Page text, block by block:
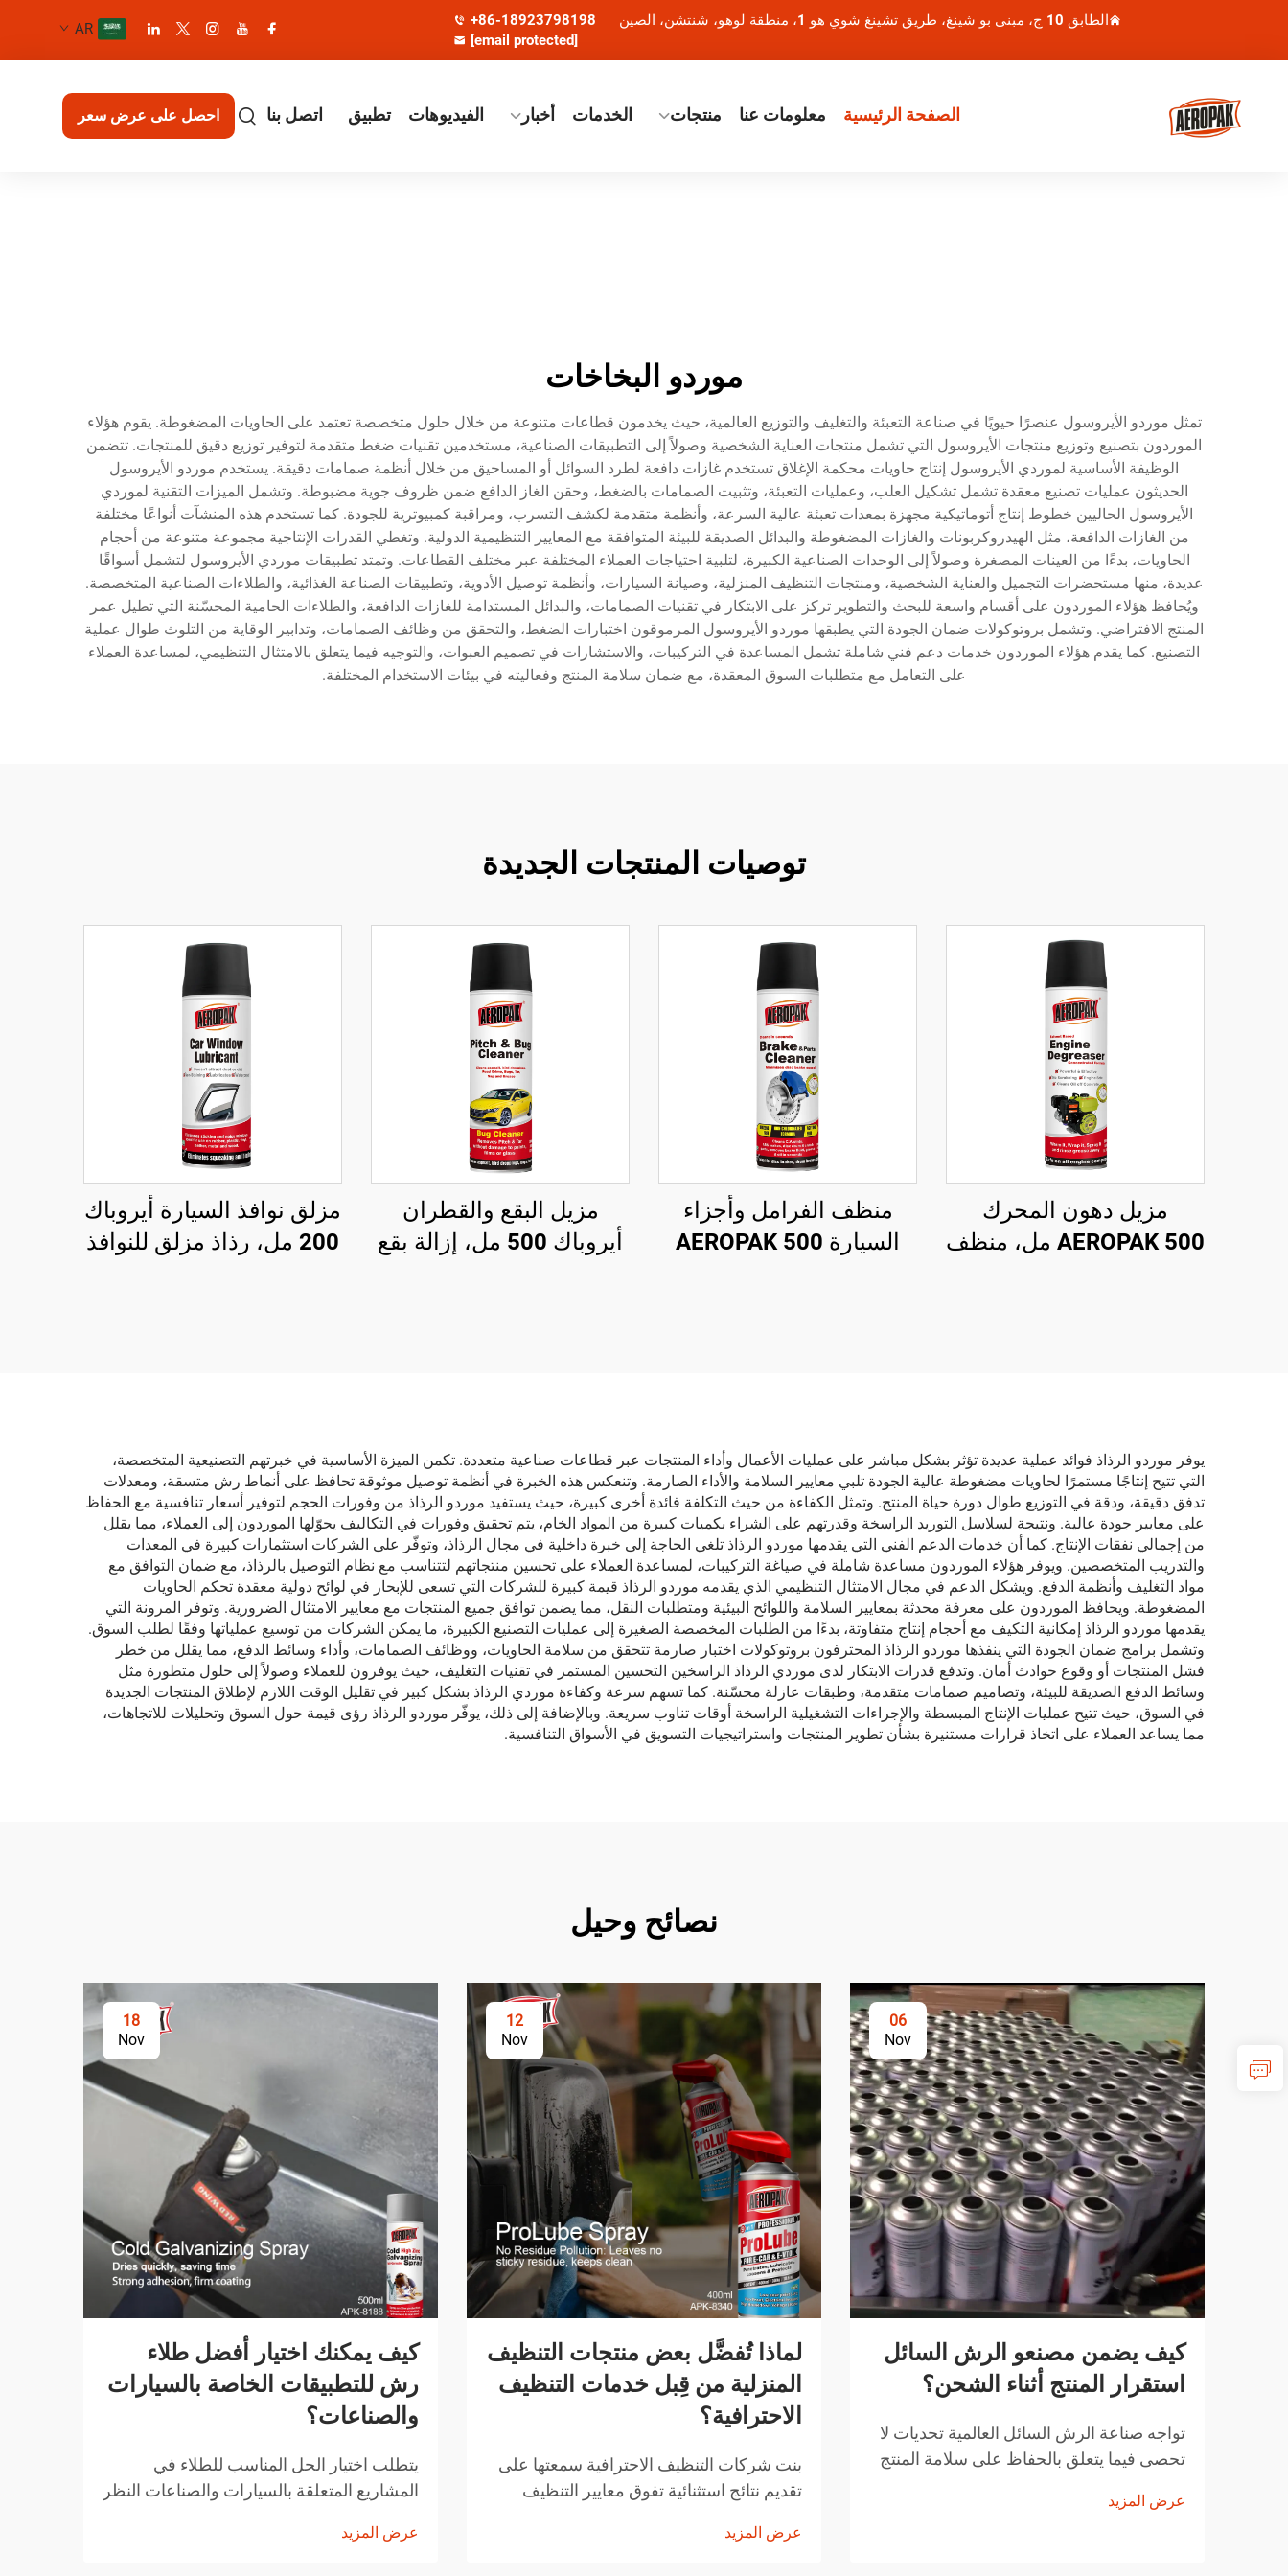
الطابق 10 ج، مبنى بو شينغ، طريق تشينغ شوي هو 1، منطقة لوهو، شنتشن، الصين
+86-18923798198
[email protected]
AR
الصفحة الرئيسية معلومات عنا منتجات الخدمات أخبار الفيديوهات تطبيق اتصل بنا احصل على عرض سعر
موردو البخاخات
تمثل موردو الأيروسول عنصرًا حيويًا في صناعة التعبئة والتغليف والتوزيع العالمية، حيث يخدمون قطاعات متنوعة من خلال حلول متخصصة تعتمد على الحاويات المضغوطة. يقوم هؤلاء
الموردون بتصنيع وتوزيع منتجات الأيروسول التي تشمل منتجات العناية الشخصية وصولاً إلى التطبيقات الصناعية، مستخدمين تقنيات ضغط متقدمة لتوفير توزيع دقيق للمنتجات. تتضمن
الوظيفة الأساسية لموردي الأيروسول إنتاج حاويات محكمة الإغلاق تستخدم غازات دافعة لطرد السوائل أو المساحيق من خلال أنظمة صمامات دقيقة. يستخدم موردو الأيروسول
الحديثون عمليات تصنيع معقدة تشمل تشكيل العلب، وعمليات التعبئة، وتثبيت الصمامات بالضغط، وحقن الغاز الدافع ضمن ظروف جوية مضبوطة. وتشمل الميزات التقنية لموردي
الأيروسول الحاليين خطوط إنتاج أتوماتيكية مجهزة بمعدات تعبئة عالية السرعة، وأنظمة متقدمة لكشف التسرب، ومراقبة كمبيوترية للجودة. كما تستخدم هذه المنشآت أنواعًا مختلفة
من الغازات الدافعة، مثل الهيدروكربونات والغازات المضغوطة والبدائل الصديقة للبيئة المتوافقة مع المعايير التنظيمية الدولية. وتغطي القدرات الإنتاجية مجموعة متنوعة من أحجام
الحاويات، بدءًا من العينات المصغرة وصولاً إلى الوحدات الصناعية الكبيرة، لتلبية احتياجات العملاء المختلفة عبر مختلف القطاعات. وتمتد تطبيقات موردي الأيروسول لتشمل أسواقًا
عديدة، منها مستحضرات التجميل والعناية الشخصية، ومنتجات التنظيف المنزلية، وصيانة السيارات، وأنظمة توصيل الأدوية، وتطبيقات الصناعة الغذائية، والطلاءات الصناعية المتخصصة.
ويُحافظ هؤلاء الموردون على أقسام واسعة للبحث والتطوير تركز على الابتكار في تقنيات الصمامات، والبدائل المستدامة للغازات الدافعة، والطلاءات الحامية المحسّنة التي تطيل عمر
المنتج الافتراضي. وتشمل بروتوكولات ضمان الجودة التي يطبقها موردو الأيروسول المرموقون اختبارات الضغط، والتحقق من وظائف الصمامات، وتدابير الوقاية من التلوث طوال عملية
التصنيع. كما يقدم هؤلاء الموردون خدمات دعم فني شاملة تشمل المساعدة في التركيبات، والاستشارات في تصميم العبوات، والتوجيه فيما يتعلق بالامتثال التنظيمي، لمساعدة العملاء
على التعامل مع متطلبات السوق المعقدة، مع ضمان سلامة المنتج وفعاليته في بيئات الاستخدام المختلفة.
توصيات المنتجات الجديدة
مزيل دهون المحرك
AEROPAK 500 مل، منظف
منظف الفرامل وأجزاء
السيارة AEROPAK 500
مزيل البقع والقطران
أيروباك 500 مل، إزالة بقع
مزلق نوافذ السيارة أيروباك
200 مل، رذاذ مزلق للنوافذ
يوفر موردو الرذاذ فوائد عملية عديدة تؤثر بشكل مباشر على عمليات الأعمال وأداء المنتجات عبر قطاعات صناعية متعددة. تكمن الميزة الأساسية في خبرتهم التصنيعية المتخصصة،
التي تتيح إنتاجًا مستمرًا لحاويات مضغوطة عالية الجودة تلبي معايير السلامة والأداء الصارمة. وتنعكس هذه الخبرة في أنظمة توصيل موثوقة تحافظ على أنماط رش متسقة، ومعدلات
تدفق دقيقة، ودقة في التوزيع طوال دورة حياة المنتج. وتمثل الكفاءة من حيث التكلفة فائدة أخرى كبيرة، حيث يستفيد موردو الرذاذ من وفورات الحجم لتوفير أسعار تنافسية مع الحفاظ
على معايير جودة عالية. ونتيجة لسلاسل التوريد الراسخة وقدرتهم على الشراء بكميات كبيرة من المواد الخام، يتم تحقيق وفورات في التكاليف يحوّلها الموردون إلى العملاء، مما يقلل
من إجمالي نفقات الإنتاج. كما أن خدمات الدعم الفني التي يقدمها موردو الرذاذ تلغي الحاجة إلى خبرة داخلية في مجال الرذاذ، وتوفّر على الشركات استثمارات كبيرة في المعدات
والتدريب المتخصصين. ويوفر هؤلاء الموردون مساعدة شاملة في صياغة التركيبات، لمساعدة العملاء على تحسين منتجاتهم لتتناسب مع نظام التوصيل بالرذاذ، مع ضمان التوافق مع
مواد التغليف وأنظمة الدفع. ويشكل الدعم في مجال الامتثال التنظيمي الذي يقدمه موردو الرذاذ قيمة كبيرة للشركات التي تسعى للإبحار في لوائح دولية معقدة تحكم الحاويات
المضغوطة. ويحافظ الموردون على معرفة محدثة بمعايير السلامة واللوائح البيئية ومتطلبات النقل، مما يضمن توافق جميع المنتجات مع معايير الامتثال الضرورية. وتوفر المرونة التي
يقدمها موردو الرذاذ إمكانية التكيف مع أحجام إنتاج متفاوتة، بدءًا من الطلبات المخصصة الصغيرة إلى عمليات التصنيع الكبيرة، ما يمكن الشركات من توسيع عملياتها وفقًا لطلب السوق.
وتشمل برامج ضمان الجودة التي ينفذها موردو الرذاذ المحترفون بروتوكولات اختبار صارمة تتحقق من سلامة الحاويات، ووظائف الصمامات، وأداء وسائط الدفع، مما يقلل من خطر
فشل المنتجات أو وقوع حوادث أمان. وتدفع قدرات الابتكار لدى موردي الرذاذ الراسخين التحسين المستمر في تقنيات التغليف، حيث يوفرون للعملاء وصولاً إلى حلول متطورة مثل
وسائط الدفع الصديقة للبيئة، وتصاميم صمامات متقدمة، وطبقات عازلة محسّنة. كما تسهم سرعة وكفاءة موردي الرذاذ بشكل كبير في تقليل الوقت اللازم لإطلاق المنتجات الجديدة
في السوق، حيث تتيح عمليات الإنتاج المبسطة والإجراءات التشغيلية الراسخة أوقات تناوب سريعة. وبالإضافة إلى ذلك، يوفّر موردو الرذاذ رؤى قيمة حول السوق وتحليلات للاتجاهات،
مما يساعد العملاء على اتخاذ قرارات مستنيرة بشأن تطوير المنتجات واستراتيجيات التسويق في الأسواق التنافسية.
نصائح وحيل
06
Nov
كيف يضمن مصنعو الرش السائل
استقرار المنتج أثناء الشحن؟
تواجه صناعة الرش السائل العالمية تحديات لا
تحصى فيما يتعلق بالحفاظ على سلامة المنتج
التغيرات في الضغط ومخاوف التعامل مع
عرض المزيد
12
Nov
لماذا تُفضَّل بعض منتجات التنظيف
المنزلية من قِبل خدمات التنظيف
الاحترافية؟
بنت شركات التنظيف الاحترافية سمعتها على
تقديم نتائج استثنائية تفوق معايير التنظيف
اختيارات عشوائية، بل هي حلول تم اختيارها
عرض المزيد
18
Nov
كيف يمكنك اختيار أفضل طلاء
رش للتطبيقات الخاصة بالسيارات
والصناعات؟
يتطلب اختيار الحل المناسب للطلاء في
المشاريع المتعلقة بالسيارات والصناعات النظر
وخصائص الأداء. وقد ثوّرت تقنيات الطلاء
عرض المزيد